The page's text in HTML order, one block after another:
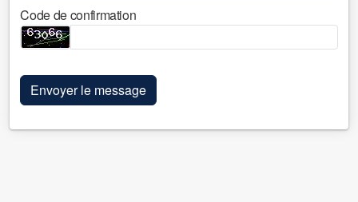
Code de confirmation
Envoyer le message